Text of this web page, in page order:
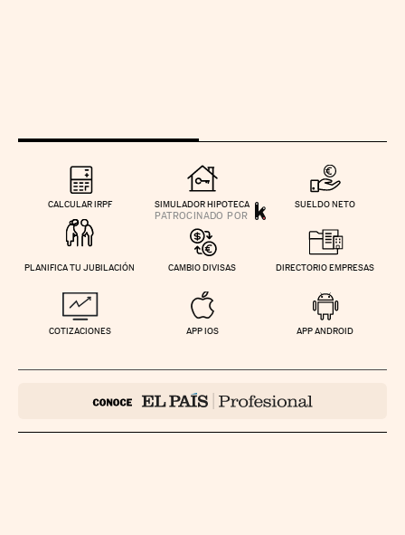
CALCULAR IRPF SIMULADOR HIPOTECA SUELDO NETO
PLANIFICA TU JUBILACIÓN CAMBIO DIVISAS DIRECTORIO EMPRESAS
COTIZACIONES APP IOS APP ANDROID